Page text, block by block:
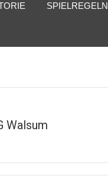
SPIELREGELN
Walsum